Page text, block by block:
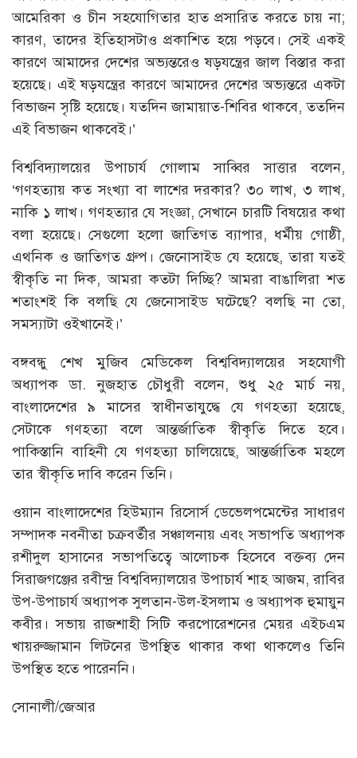
আমেরিকা ও চীন সহযোগিতার হাত প্রসারিত করতে চায় না;
কারণ, তাদের ইতিহাসটাও প্রকাশিত হয়ে পড়বে। সেই একই
কারণে আমাদের দেশের অভ্যন্তরেও ষড়যন্ত্রের জাল বিস্তার করা
হয়েছে। এই ষড়যন্ত্রের কারণে আমাদের দেশের অভ্যন্তরে একটা
বিভাজন সৃষ্টি হয়েছে। যতদিন জামায়াত-শিবির থাকবে, ততদিন
এই বিভাজন থাকবেই।’
বিশ্ববিদ্যালয়ের উপাচার্য গোলাম সাব্বির সাত্তার বলেন,
‘গণহত্যায় কত সংখ্যা বা লাশের দরকার? ৩০ লাখ, ৩ লাখ,
নাকি ১ লাখ। গণহত্যার যে সংজ্ঞা, সেখানে চারটি বিষয়ের কথা
বলা হয়েছে। সেগুলো হলো জাতিগত ব্যাপার, ধর্মীয় গোষ্ঠী,
এথনিক ও জাতিগত গ্রুপ। জেনোসাইড যে হয়েছে, তারা যতই
স্বীকৃতি না দিক, আমরা কতটা দিচ্ছি? আমরা বাঙালিরা শত
শতাংশই কি বলছি যে জেনোসাইড ঘটেছে? বলছি না তো,
সমস্যাটা ওইখানেই।’
বঙ্গবন্ধু শেখ মুজিব মেডিকেল বিশ্ববিদ্যালয়ের সহযোগী
অধ্যাপক ডা. নুজহাত চৌধুরী বলেন, শুধু ২৫ মার্চ নয়,
বাংলাদেশের ৯ মাসের স্বাধীনতাযুদ্ধে যে গণহত্যা হয়েছে,
সেটাকে গণহত্যা বলে আন্তর্জাতিক স্বীকৃতি দিতে হবে।
পাকিস্তানি বাহিনী যে গণহত্যা চালিয়েছে, আন্তর্জাতিক মহলে
তার স্বীকৃতি দাবি করেন তিনি।
ওয়ান বাংলাদেশের হিউম্যান রিসোর্স ডেভেলপমেন্টের সাধারণ
সম্পাদক নবনীতা চক্রবর্তীর সঞ্চালনায় এবং সভাপতি অধ্যাপক
রশীদুল হাসানের সভাপতিত্বে আলোচক হিসেবে বক্তব্য দেন
সিরাজগঞ্জের রবীন্দ্র বিশ্ববিদ্যালয়ের উপাচার্য শাহ আজম, রাবির
উপ-উপাচার্য অধ্যাপক সুলতান-উল-ইসলাম ও অধ্যাপক হুমায়ুন
কবীর। সভায় রাজশাহী সিটি করপোরেশনের মেয়র এইচএম
খায়রুজ্জামান লিটনের উপস্থিত থাকার কথা থাকলেও তিনি
উপস্থিত হতে পারেননি।
সোনালী/জেআর